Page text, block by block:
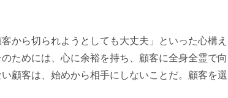
から切られようとしても大丈夫」といった心構え
ためには、心に余裕を持ち、顧客に全身全霊で向
顧客は、始めから相手にしないことだ。顧客を選